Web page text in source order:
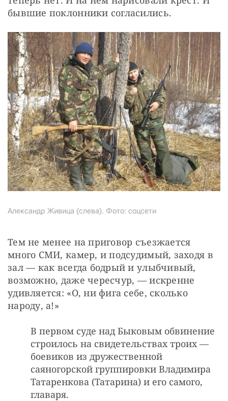
бывшие поклонники согласились.
Александр Живица (слева). Фото: соцсети
Тем не менее на приговор съезжается
много СМИ, камер, и подсудимый, заходя в
зал — как всегда бодрый и улыбчивый,
возможно, даже чересчур, — искренне
удивляется: «О, ни фига себе, сколько
народу, а!»
В первом суде над Быковым обвинение
строилось на свидетельствах троих —
боевиков из дружественной
саяногорской группировки Владимира
Татаренкова (Татарина) и его самого,
главаря.